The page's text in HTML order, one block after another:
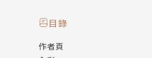
目錄
作者頁